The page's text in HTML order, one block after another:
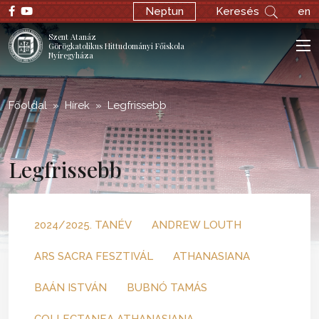
; Neptun Keresés en
Szent Atanáz
Görögkatolikus Hittudományi Főiskola
Nyíregyháza
Főoldal Hírek Legfrissebb
Legfrissebb
2024/2025. TANÉV ANDREW LOUTH
ARS SACRA FESZTIVÁL ATHANASIANA
BAÁN ISTVÁN BUBNÓ TAMÁS